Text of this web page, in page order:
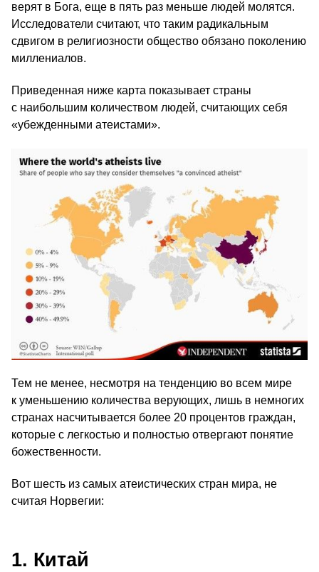
верят в Бога, еще в пять раз меньше людей молятся.
Исследователи считают, что таким радикальным
сдвигом в религиозности общество обязано поколению
миллениалов.
Приведенная ниже карта показывает страны
с наибольшим количеством людей, считающих себя
«убежденными атеистами».
Тем не менее, несмотря на тенденцию во всем мире
к уменьшению количества верующих, лишь в немногих
странах насчитывается более 20 процентов граждан,
которые с легкостью и полностью отвергают понятие
божественности.
Вот шесть из самых атеистических стран мира, не
считая Норвегии:
1. Китай